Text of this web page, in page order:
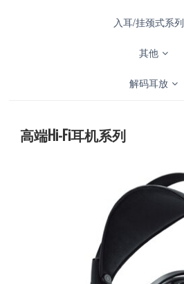
入耳/挂颈式系列
其他
解码耳放
高端Hi-Fi耳机系列